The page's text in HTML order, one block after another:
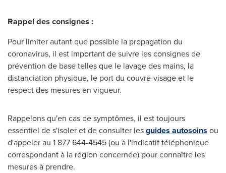
Rappel des consignes :
Pour limiter autant que possible la propagation du
coronavirus, il est important de suivre les consignes de
prévention de base telles que le lavage des mains, la
distanciation physique, le port du couvre-visage et le
respect des mesures en vigueur.
Rappelons qu'en cas de symptômes, il est toujours
essentiel de s'isoler et de consulter lesguides autosoins ou
d'appeler au 1 877 644-4545 (ou à l'indicatif téléphonique
correspondant à la région concernée) pour connaître les
mesures à prendre.